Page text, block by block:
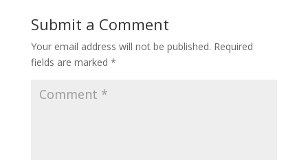
Submit a Comment
Your email address will not be published. Required
fields are marked *